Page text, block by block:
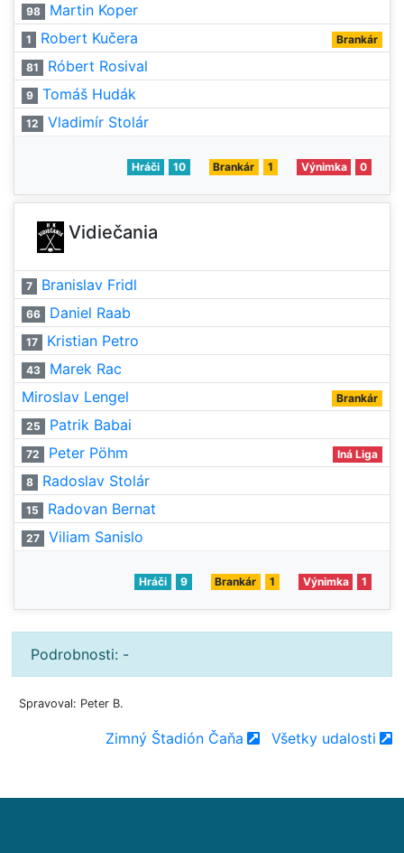
98 Martin Koper
1 Robert Kučera Brankár
81 Róbert Rosival
9 Tomáš Hudák
12 Vladimír Stolár
Hráči 10 Brankár 1 Výnimka 0
Vidiečania
7 Branislav Fridl
66 Daniel Raab
17 Kristian Petro
43
Marek Rac
Miroslav Lengel
Brankár
25 Patrik Babai
72 Peter Pöhm Iná Liga
8 Radoslav Stolár
15 Radovan Bernat
27 Viliam Sanislo
Hráči 9 Brankár 1 Výnimka 1
Podrobnosti: -
Spravoval: Peter B.
Zimný Štadión Čaňa Všetky udalosti